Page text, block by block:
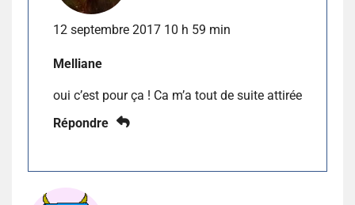
12 septembre 2017 10 h 59 min
Melliane
oui c’est pour ça ! Ca m’a tout de suite attirée
Répondre